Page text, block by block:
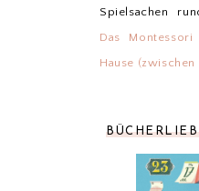
Spielsachen
Das
Hause (zwischen